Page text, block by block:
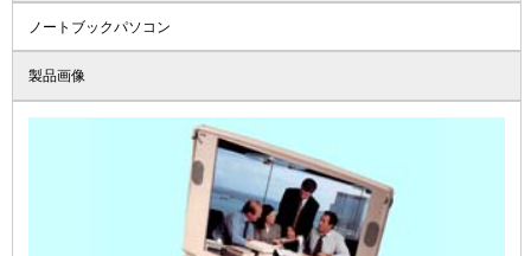
ノートブックパソコン
製品画像